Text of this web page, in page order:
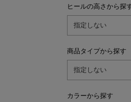
ヒールの高さから探
商品タイプから探す
カラーから探す